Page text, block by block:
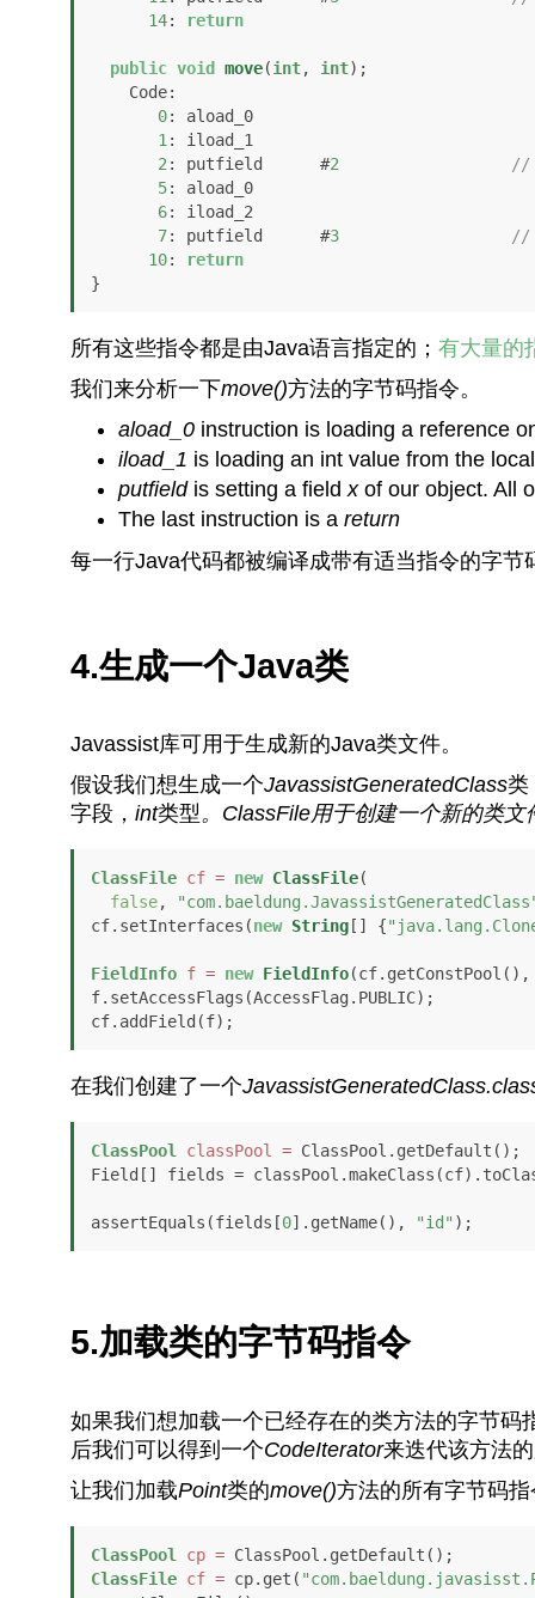
14: return
public void move(int, int) ;
0: aload_0
1 : iload_1
2 : putfield      #2
//
5: aload_0
6: iload_2
7: putfield      #3
//
10:
return
}
所有这些指令都是由Java语言指定的； 有大量的
我们来分析一下move()方法的字节码指令。
aload_0 instruction is loading a reference
iload_1 is loading an int value from the
putfieldis setting a field xof our object. All
The last instruction is a return
每一行Java代码都被编译成带有适当指令的字
4.生成一个Java类
Javassist库可用于生成新的Java类文件。
假设我们想生成一个JavassistGeneratedClass类
字段， int类型 。 ClassFile用于创建一个新的类文
ClassFile cf = new ClassFile(
false,
cf.setInterfaces(new String[] {
FieldInfo f = new FieldInfo
f.setAccessFlags(AccessFlag.PUBLIC);
在我们创建了一个
ClassPool classPool = ClassPool.getDefault();
Field[] fields =
assertEquals(fields[0].getName(), "id" );
5.加载类的字节码指令
如果我们想加载一个已经存在的类方法的字节码
后我们可以得到一个CodeIterator来迭代该方法
让我们加载Point类的move()方法的所有字节码指
ClassPool cp =
ClassFile cf = cp.get(